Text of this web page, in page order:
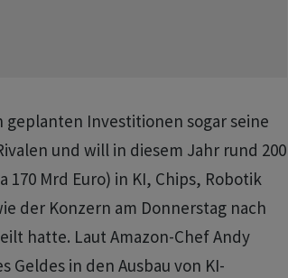
Investitionen sogar seine
und will in diesem Jahr rund 200
170 Mrd Euro) in KI, Chips, Robotik
der Konzern am Donnerstag nach
hatte. Laut Amazon-Chef Andy
Geldes in den Ausbau von KI-